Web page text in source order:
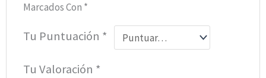
Marcados Con *
Tu Puntuación *
Tu Valoración *